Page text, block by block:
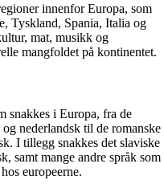
innenfor Europa, som
Tyskland, Spania, Italia og
mat, musikk og
mangfoldet på kontinentet.
snakkes i Europa, fra de
nederlandsk til de romanske
I tillegg snakkes det slaviske
samt mange andre språk som
europeerne.